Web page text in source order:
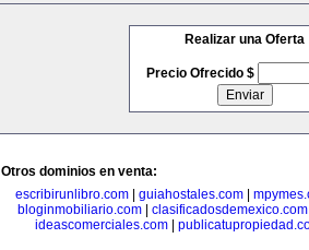
Realizar una Oferta
Precio Ofrecido $
Otros dominios en venta:
escribirunlibro.com| guiahostales.com|
bloginmobiliario.com| clasificadosdemexico.com
ideascomerciales.com|